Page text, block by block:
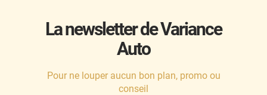
La newsletter de Variance
Auto
Pour ne louper aucun bon plan, promo ou
conseil